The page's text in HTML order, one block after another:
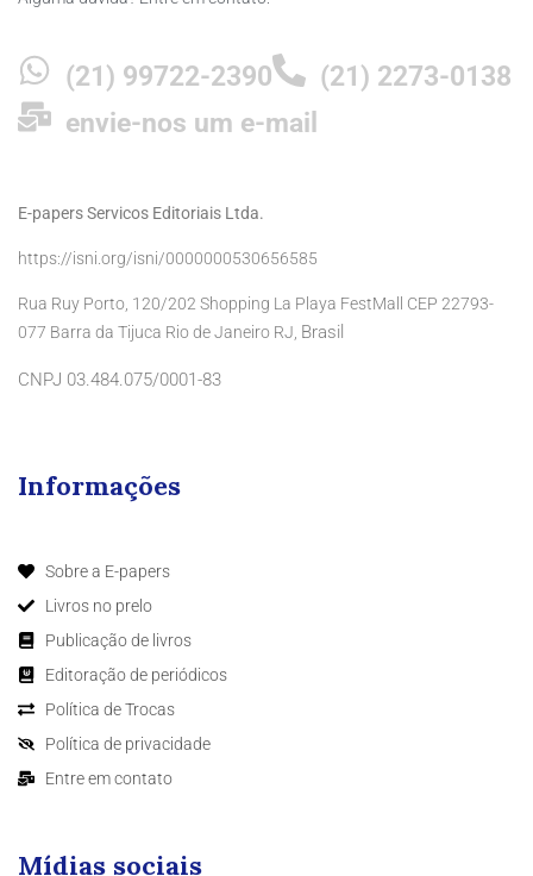
(21) 99722-2390
(21) 2273-0138
envie-nos um e-mail
E-papers Servicos Editoriais Ltda.
https://isni.org/isni/0000000530656585
Rua Ruy Porto, 120/202 Shopping La Playa FestMall CEP 22793-
077 Barra da Tijuca Rio de Janeiro RJ, Brasil
CNPJ 03.484.075/0001-83
Informações
Sobre a E-papers
Livros no prelo
Publicação de livros
Editoração de periódicos
Política de Trocas
Política de privacidade
Entre em contato
Mídias sociais